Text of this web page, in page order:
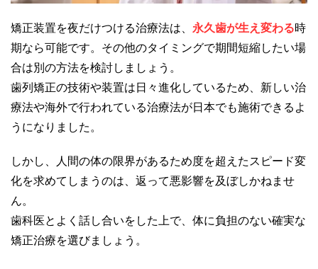
矯正装置を夜だけつける治療法は、 永久歯が生え変わる時
期なら可能です。その他のタイミングで期間短縮したい場
合は別の方法を検討しましょう。
歯列矯正の技術や装置は日々進化しているため、新しい治
療法や海外で行われている治療法が日本でも施術できるよ
うになりました。
しかし、人間の体の限界があるため度を超えたスピード変
化を求めてしまうのは、返って悪影響を及ぼしかねませ
ん。
歯科医とよく話し合いをした上で、体に負担のない確実な
矯正治療を選びましょう。